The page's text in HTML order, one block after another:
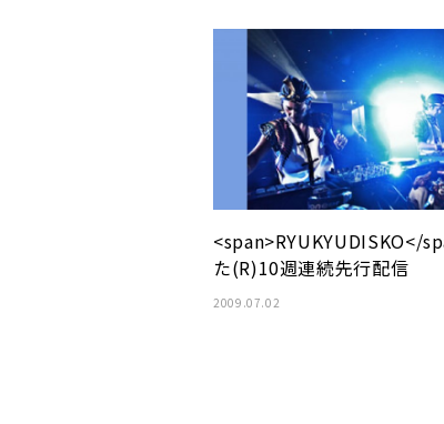
<span>RYUKYUDISKO</
た(R)10週連続先行配信
2009.07.02